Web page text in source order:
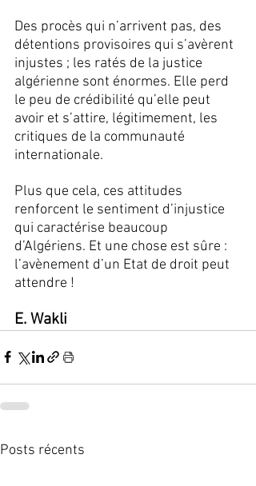
Des procès qui n’arrivent pas, des
détentions provisoires qui s’avèrent
injustes ; les ratés de la justice
algérienne sont énormes. Elle perd
le peu de crédibilité qu’elle peut
avoir et s’attire, légitimement, les
critiques de la communauté
internationale.
Plus que cela, ces attitudes
renforcent le sentiment d’injustice
qui caractérise beaucoup
d’Algériens. Et une chose est sûre :
l’avènement d’un Etat de droit peut
attendre !
E. Wakli
Posts récents